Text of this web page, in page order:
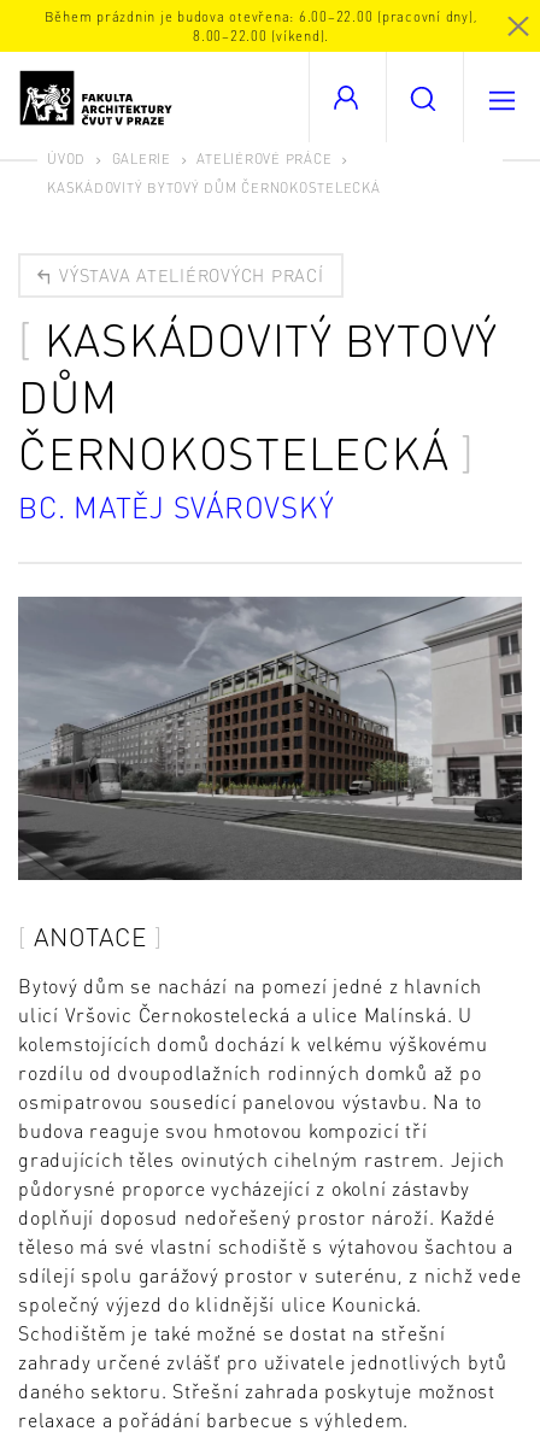
Během prázdnin je budova otevřena: 6.00–22.00 (pracovní dny),
8.00–22.00 (víkend).
ÚVOD GALERIE
ATELIÉROVÉ PRÁCE
KASKÁDOVITÝ BYTOVÝ DŮM ČERNOKOSTELECKÁ
VÝSTAVA ATELIÉROVÝCH PRACÍ
KASKÁDOVITÝ BYTOVÝ
DŮM
ČERNOKOSTELECKÁ
BC. MATĚJ SVÁROVSKÝ
ANOTACE
Bytový dům se nachází na pomezí jedné z hlavních
ulicí Vršovic Černokostelecká a ulice Malínská. U
kolemstojících domů dochází k velkému výškovému
rozdílu od dvoupodlažních rodinných domků až po
osmipatrovou sousedící panelovou výstavbu. Na to
budova reaguje svou hmotovou kompozicí tří
gradujících těles ovinutých cihelným rastrem. Jejich
půdorysné proporce vycházející z okolní zástavby
doplňují doposud nedořešený prostor nároží. Každé
těleso má své vlastní schodiště s výtahovou šachtou a
sdílejí spolu garážový prostor v suterénu, z nichž vede
společný výjezd do klidnější ulice Kounická.
Schodištěm je také možné se dostat na střešní
zahrady určené zvlášť pro uživatele jednotlivých bytů
daného sektoru. Střešní zahrada poskytuje možnost
relaxace a pořádání barbecue s výhledem.